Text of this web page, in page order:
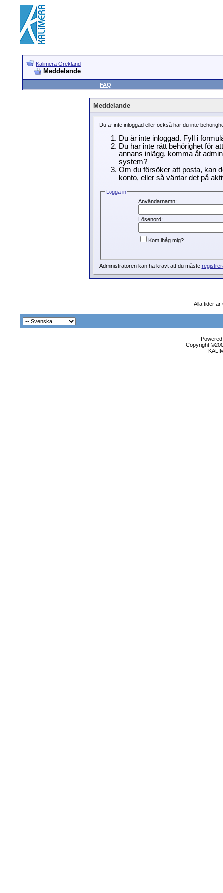
Kalimera Grekland
Meddelande
FAQ
Meddelande
Du är inte inloggad eller också har du inte
Du är inte inloggad. Fyll i
Du har inte rätt behörighet för
annans inlägg, komma åt
system?
Om du försöker att posta, kan
konto, eller så väntar det på
Logga in
Användarnamn:
Lösenord:
Kom ihåg mig?
Administratören kan ha krävt att du måste
Alla tider är
Copyright